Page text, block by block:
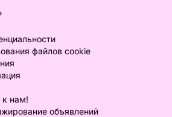
файлов cookie
к нам!
объявлений